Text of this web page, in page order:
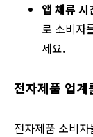
앱 체류
로 소비자
세요.
전자제품 업
전자제품 소비자